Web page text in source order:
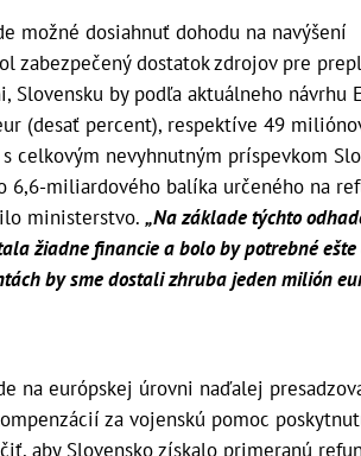
možné dosiahnuť dohodu na navýšení
zabezpečený dostatok zdrojov pre
Slovensku by podľa aktuálneho návrhu
(desať percent), respektíve 49
celkovým nevyhnutným príspevkom
miliardového balíka určeného na
ministerstvo. „Na základe týchto
žiadne financie a bolo by potrebné
by sme dostali zhruba jeden milión
na európskej úrovni naďalej
za vojenskú pomoc
aby Slovensko získalo primeranú